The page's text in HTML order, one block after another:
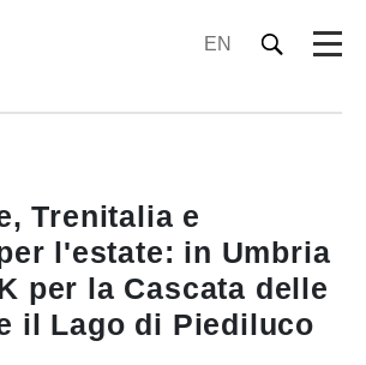
EN
Trenitalia e
l'estate: in Umbria
per la Cascata delle
il Lago di Piediluco